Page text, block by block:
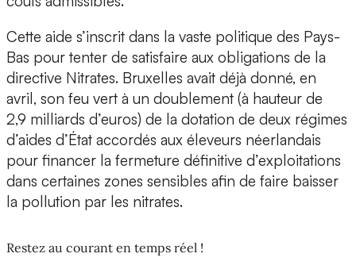
Cette aide s’inscrit dans la vaste politique des Pays-
Bas pour tenter de satisfaire aux obligations de la
directive Nitrates. Bruxelles avait déjà donné, en
avril, son feu vert à un doublement (à hauteur de
2,9 milliards d’euros) de la dotation de deux régimes
d’aides d’État accordés aux éleveurs néerlandais
pour financer la fermeture définitive d’exploitations
dans certaines zones sensibles afin de faire baisser
la pollution par les nitrates.
Restez au courant en temps réel !